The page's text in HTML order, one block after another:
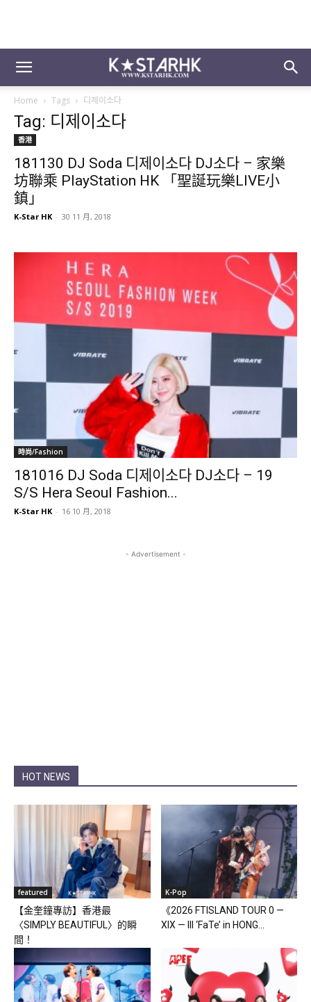
Home Tags 디제이소다
Tag: 디제이소다
香港
181130 DJ Soda 디제이소다 DJ소다 – 家樂
坊聯乘 PlayStation HK 「聖誕玩樂LIVE小
鎮」
K-Star HK - 30 11 月, 2018
時尚/Fashion
181016 DJ Soda 디제이소다 DJ소다 – 19
S/S Hera Seoul Fashion...
K-Star HK - 16 10 月, 2018
- Advertisement -
HOT NEWS
featured
【金奎鐘專訪】香港最
〈SIMPLY BEAUTIFUL〉的瞬
間！
K-Pop
《2026 FTISLAND TOUR 0 —
XIX — III ‘FaTe’ in HONG...